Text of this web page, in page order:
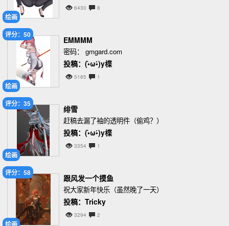
绘画
6430 8
绘画
评分：50
EMMMM
密码： gmgard.com
投稿：(•̀ω•́)y楪
5185 1
绘画
评分：35
绯雪
赶稿去漏了袖的透明件（偷鸡？）
投稿：(•̀ω•́)y楪
3354 1
绘画
评分：58
跟风发一个摸鱼
祝大家新年快乐（虽然晚了一天）
投稿：Tricky
3294 2